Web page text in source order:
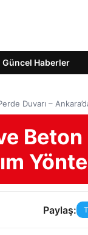
Güncel Haberler
Duvarı –
Beton
Paylaş: